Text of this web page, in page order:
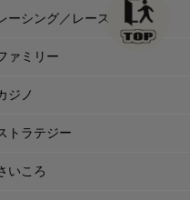
ーシング／レース
ァミリー
ジノ
トラテジー
いころ